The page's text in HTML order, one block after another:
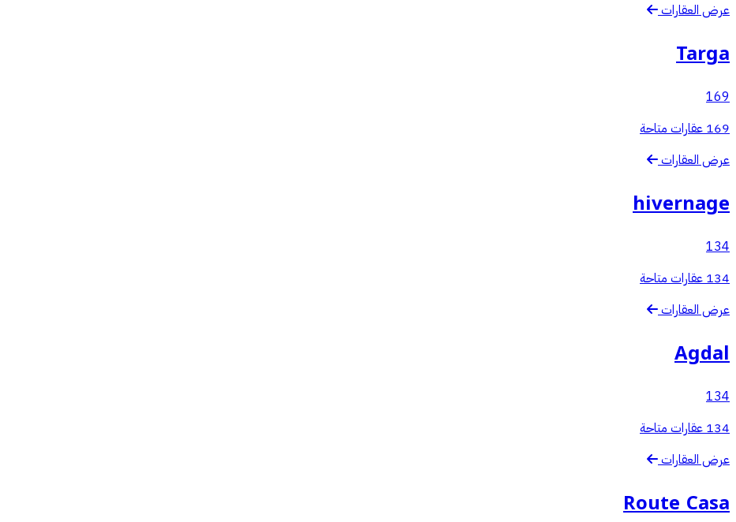
عرض العقارات
Targa
169
169 عقارات متاحة
عرض العقارات
hivernage
134
134 عقارات متاحة
عرض العقارات
Agdal
134
134 عقارات متاحة
عرض العقارات
Route Casa